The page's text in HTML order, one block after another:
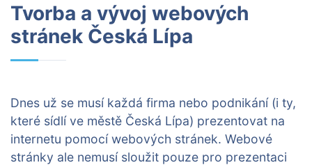
Tvorba a vývoj webových
stránek Česká Lípa
Dnes už se musí každá firma nebo podnikání (i ty,
které sídlí ve městě Česká Lípa) prezentovat na
internetu pomocí webových stránek. Webové
stránky ale nemusí sloužit pouze pro prezentaci